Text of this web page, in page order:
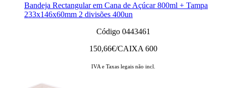
Bandeja Rectangular em Cana de Açúcar 800ml + Tampa
233x146x60mm 2 divisões 400un
Código 0443461
150,66€/CAIXA 600
IVA e Taxas legais não incl.